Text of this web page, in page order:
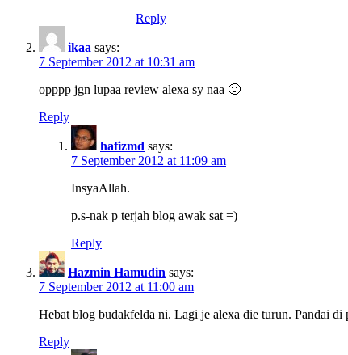
Reply
ikaa says:
7 September 2012 at 10:31 am
opppp jgn lupaa review alexa sy naa 🙂
Reply
hafizmd says:
7 September 2012 at 11:09 am
InsyaAllah.
p.s-nak p terjah blog awak sat =)
Reply
Hazmin Hamudin says:
7 September 2012 at 11:00 am
Hebat blog budakfelda ni. Lagi je alexa die turun. Pandai di
Reply